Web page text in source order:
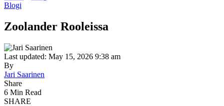
Blogi
Zoolander Rooleissa
Last updated: May 15, 2026 9:38 am
By
Jari Saarinen
Share
6 Min Read
SHARE